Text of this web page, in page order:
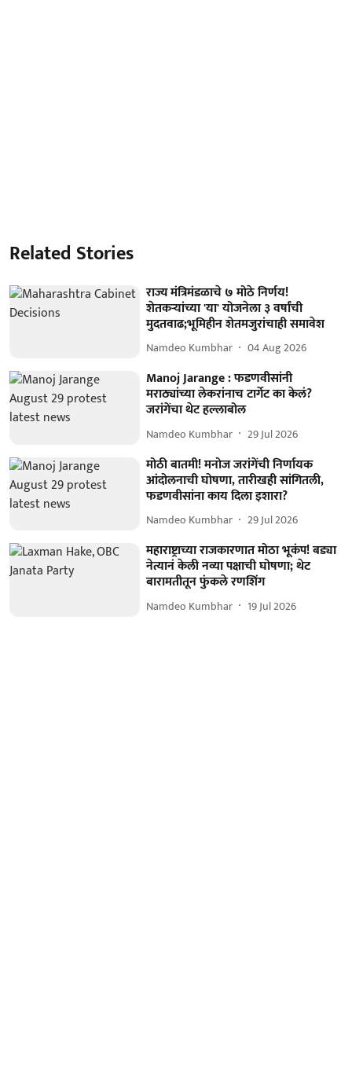
Related Stories
राज्य मंत्रिमंडळाचे ७ मोठे निर्णय!
शेतकऱ्यांच्या 'या' योजनेला ३ वर्षांची
मुदतवाढ;भूमिहीन शेतमजुरांचाही समावेश
Namdeo Kumbhar 04 Aug 2026
Manoj Jarange : फडणवीसांनी
मराठ्यांच्या लेकरांनाच टार्गेट का केलं?
जरांगेंचा थेट हल्लाबोल
Namdeo Kumbhar 29 Jul 2026
मोठी बातमी! मनोज जरांगेंची निर्णायक
आंदोलनाची घोषणा, तारीखही सांगितली,
फडणवीसांना काय दिला इशारा?
Namdeo Kumbhar 29 Jul 2026
महाराष्ट्राच्या राजकारणात मोठा भूकंप! बड्या
नेत्यानं केली नव्या पक्षाची घोषणा; थेट
बारामतीतून फुंकले रणशिंग
Namdeo Kumbhar 19 Jul 2026